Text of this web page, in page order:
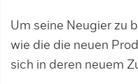
Um seine Neugier zu
wie die die neuen
sich in deren neuem